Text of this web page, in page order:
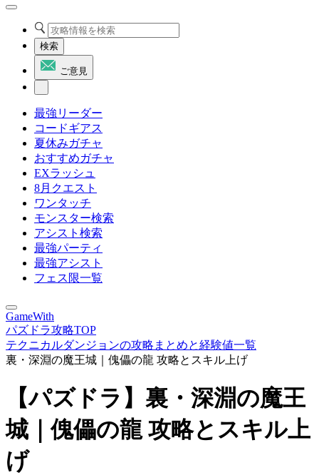
検索
ご意見
最強リーダー
コードギアス
夏休みガチャ
おすすめガチャ
EXラッシュ
8月クエスト
ワンタッチ
モンスター検索
アシスト検索
最強パーティ
最強アシスト
フェス限一覧
GameWith
パズドラ攻略TOP
テクニカルダンジョンの攻略まとめと経験値一覧
裏・深淵の魔王城｜傀儡の龍 攻略とスキル上げ
【パズドラ】裏・深淵の魔王
城｜傀儡の龍 攻略とスキル上
げ